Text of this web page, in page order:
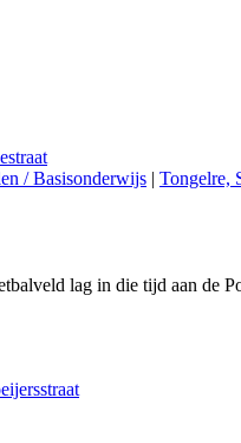
/ Basisonderwijs | Tongelre,
lag in die tijd aan de